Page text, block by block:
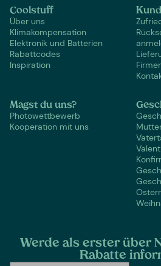
Coolstuff
Über uns
Klimakompensation
Elektronik und Batterien
Rabattcodes
Inspiration
Magst du uns?
Photowettbewerb
Kooperation mit uns
Werde als erster über
Rabatte